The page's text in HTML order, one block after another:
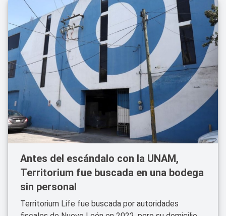
Antes del escándalo con la UNAM,
Territorium fue buscada en una bodega
sin personal
Territorium Life fue buscada por autoridades